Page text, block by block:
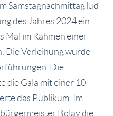
Samstagnachmittag lud
des Jahres 2024 ein.
Mal im Rahmen einer
Die Verleihung wurde
Die
die Gala mit einer 10-
das Publikum. Im
Bolay die